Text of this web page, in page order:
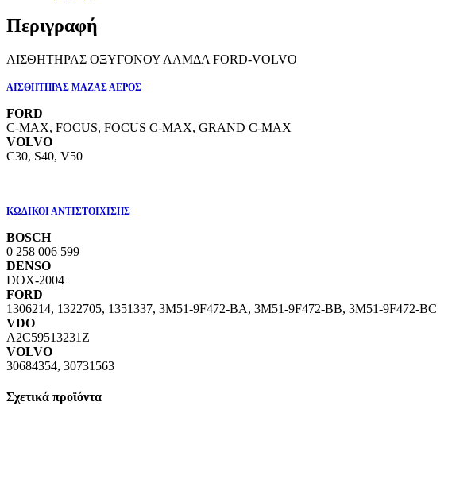
Περιγραφή
ΑΙΣΘΗΤΗΡΑΣ ΟΞΥΓΟΝΟΥ ΛΑΜΔΑ FORD-VOLVO
ΑΙΣΘΗΤΗΡΑΣ ΜΑΖΑΣ ΑΕΡΟΣ
FORD
C-MAX, FOCUS, FOCUS C-MAX, GRAND C-MAX
VOLVO
C30, S40, V50
ΚΩΔΙΚΟΙ ΑΝΤΙΣΤΟΙΧΙΣΗΣ
BOSCH
0 258 006 599
DENSO
DOX-2004
FORD
1306214, 1322705, 1351337, 3M51-9F472-BA, 3M51-9F472-BB, 3M51-9F472-BC
VDO
A2C59513231Z
VOLVO
30684354, 30731563
Σχετικά προϊόντα